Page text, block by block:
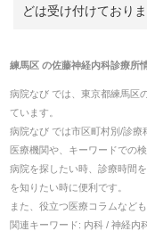
どは受け付けておりま
練馬区の佐藤神経内科診療所
病院なび では、 東京都練馬区
ています。
病院なび では市区町村別/診療
医療機関や、キーワードでの検
病院を探したい時、診療時間
を知りたい時に便利です。
また、役立つ医療コラムなど
関連キーワード: 内科 / 神経内